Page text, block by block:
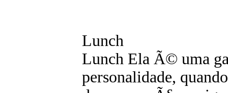
Lunch
Lunch Ela Ã© uma
personalidade,